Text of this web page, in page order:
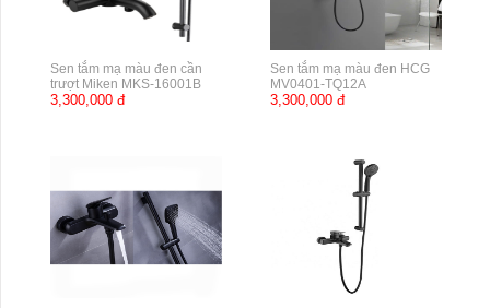
Sen tắm mạ màu đen cần
trượt Miken MKS-16001B
3,300,000 đ
Sen tắm mạ màu đen HCG
MV0401-TQ12A
3,300,000 đ